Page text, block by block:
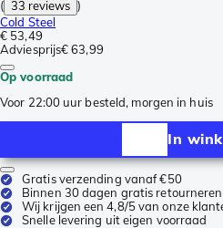
( 33 reviews )
Cold Steel
€ 53,49
Adviesprijs€ 63,99
Op voorraad
Voor 22:00 uur besteld, morgen in huis
In
Gratis verzending vanaf €50
Binnen 30 dagen gratis retourneren
Wij krijgen een 4,8/5 van onze
Snelle levering uit eigen voorraad